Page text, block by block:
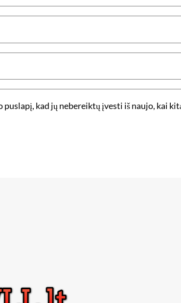
kad jų nebereiktų įvesti iš naujo, kai